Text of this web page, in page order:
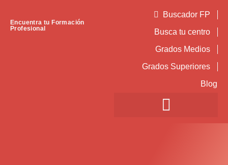
Encuentra tu Formación
Profesional
Buscador FP
Busca tu centro
Grados Medios
Grados Superiores
Blog